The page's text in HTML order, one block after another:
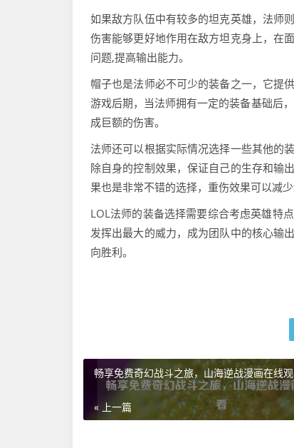
如果敌方队伍中有较多的坦克英雄，法师
伤害能够更好地作用在敌方坦克身上，在
问题,提高输出能力。
帽子也是法师必不可少的装备之一，它提
游戏后期，当法师拥有一定的装备基础后
成巨额的伤害。
法师还可以根据实际情况选择一些其他的
除自身的控制效果，保证自己的生存和输
果也是非常不错的选择，重伤效果可以减
LOL法师的装备选择需要综合考虑英雄特
发挥出最大的威力，成为团队中的核心输
向胜利。
畅享免费奇幻战斗之旅，山海逆战漫画在线
« 上一篇